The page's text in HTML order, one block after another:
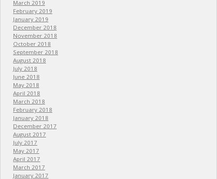
March 2019
February 2019
January 2019
December 2018
November 2018
October 2018
September 2018
August 2018
July 2018
June 2018
May 2018
April 2018
March 2018
February 2018
January 2018
December 2017
August 2017
July 2017
May 2017
April 2017
March 2017
January 2017